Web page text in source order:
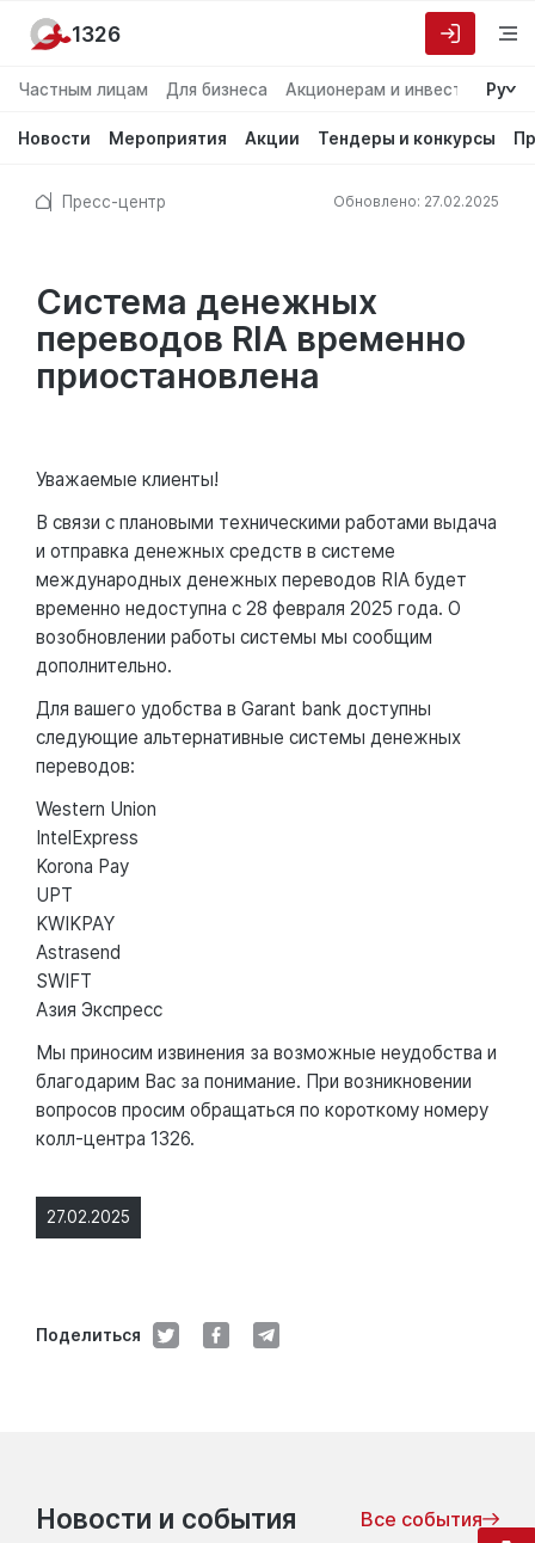
Частным лицам Для бизнеса Акционерам и инвесторам
Ру
Новости Мероприятия Акции Тендеры и конкурсы
1326
Пресс-центр Обновлено: 27.02.2025
Система денежных
переводов RIA временно
приостановлена
27.02.2025
Поделиться
Уважаемые клиенты!
В связи с плановыми техническими работами выдача
и отправка денежных средств в системе
международных денежных переводов RIA будет
временно недоступна с 28 февраля 2025 года. О
возобновлении работы системы мы сообщим
дополнительно.
Для вашего удобства в Garant bank доступны
следующие альтернативные системы денежных
переводов:
Western Union
IntelExpress
Korona Pay
UPT
KWIKPAY
Astrasend
SWIFT
Азия Экспресс
Мы приносим извинения за возможные неудобства и
благодарим Вас за понимание. При возникновении
вопросов просим обращаться по короткому номеру
колл-центра 1326.
Новости и события Все события